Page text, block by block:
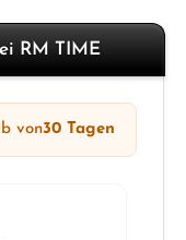
RM TIME
von30 Tagen